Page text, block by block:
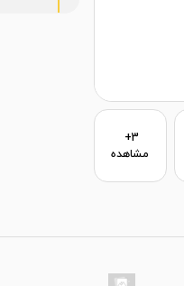
3+
مشاهده